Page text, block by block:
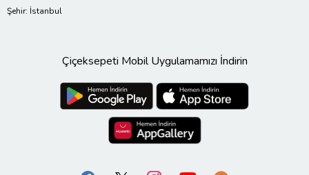
Şehir: İstanbul
Çiçeksepeti Mobil Uygulamamızı İndirin